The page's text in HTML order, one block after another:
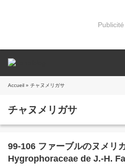
Publicité
Accueil » チャヌメリガサ
チャヌメリガサ
99-106 ファーブルのヌメリ
Hygrophoraceae de J.-H.